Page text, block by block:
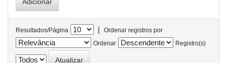
Resultados/Página |
Ordenar registros por
Ordenar
Registro(s)